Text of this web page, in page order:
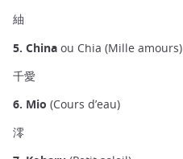
紬
5. China ou Chia (Mille amours)
千愛
6. Mio (Cours d’eau)
澪